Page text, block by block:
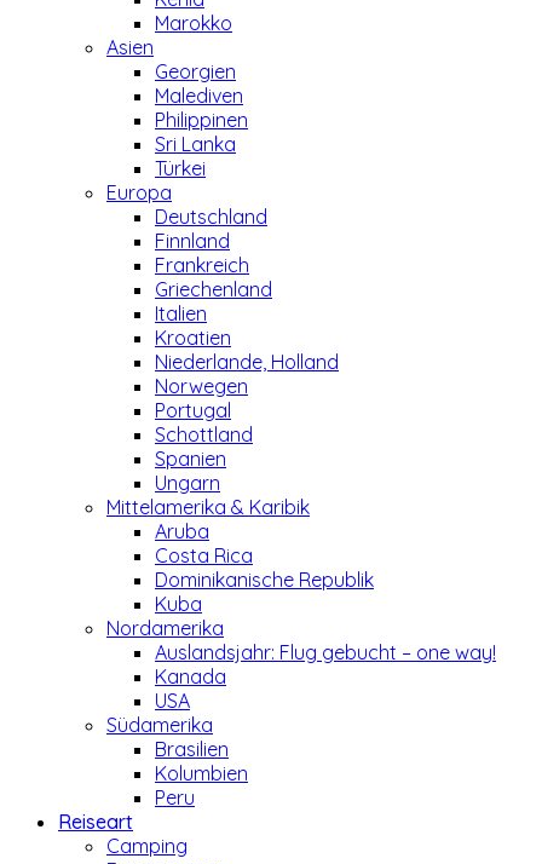
Marokko
Asien
Georgien
Malediven
Philippinen
Sri Lanka
Türkei
Europa
Deutschland
Finnland
Frankreich
Griechenland
Italien
Kroatien
Niederlande, Holland
Norwegen
Portugal
Schottland
Spanien
Ungarn
Mittelamerika & Karibik
Aruba
Costa Rica
Dominikanische Republik
Kuba
Nordamerika
Auslandsjahr: Flug gebucht – one way!
Kanada
USA
Südamerika
Brasilien
Kolumbien
Peru
Reiseart
Camping